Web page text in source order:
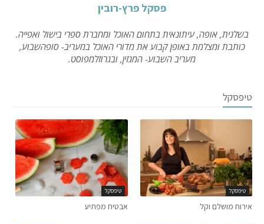
פסקל פרץ-רובין
בשלנית, אופה, עיתונאית בתחום האוכל ומחברת ספרי בישול ואפייה.
כותבת ומצלמת באופן קבוע את מדורי האוכל במעריב- סופהשבוע,
מעריב השבוע- המגזין, ובגרוזלמפוסט.
טיפסקל
טיפסקל
אירוח מושלם וקל
טיפסקל
אבטיח מפתיע